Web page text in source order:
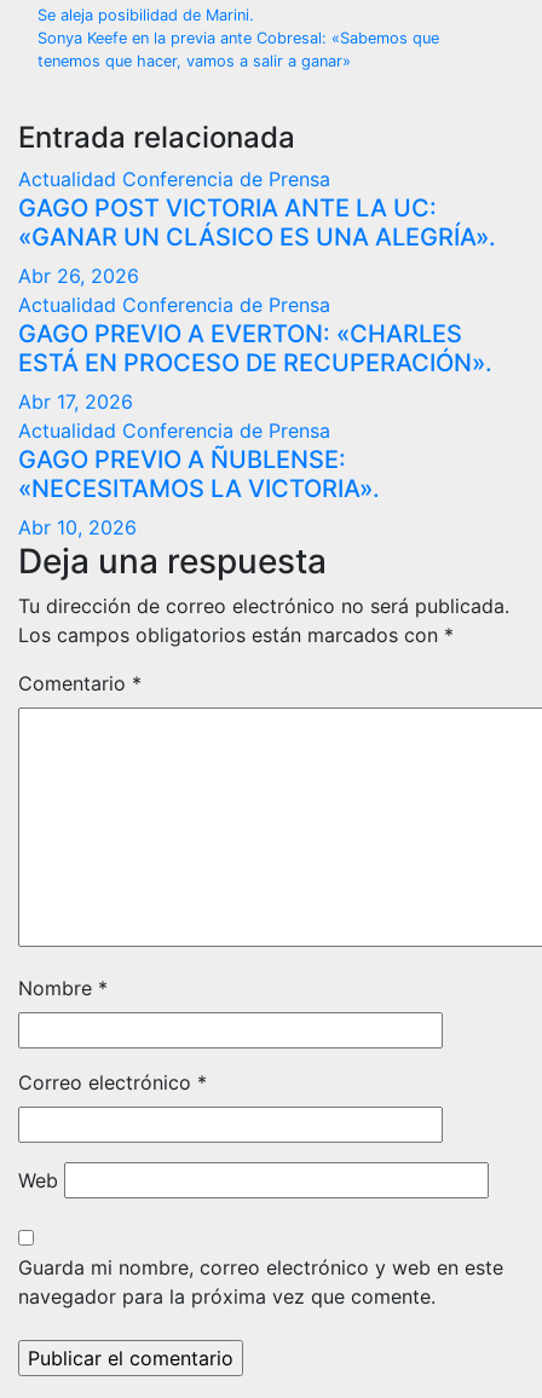
Navegación
de
entradas
Se aleja posibilidad de Marini.
Sonya Keefe en la previa ante Cobresal: «Sabemos que
tenemos que hacer, vamos a salir a ganar»
Entrada relacionada
Actualidad Conferencia de Prensa
GAGO POST VICTORIA ANTE LA UC:
«GANAR UN CLÁSICO ES UNA ALEGRÍA».
Abr 26, 2026
Actualidad Conferencia de Prensa
GAGO PREVIO A EVERTON: «CHARLES
ESTÁ EN PROCESO DE RECUPERACIÓN».
Abr 17, 2026
Actualidad Conferencia de Prensa
GAGO PREVIO A ÑUBLENSE:
«NECESITAMOS LA VICTORIA».
Abr 10, 2026
Deja una respuesta
Tu dirección de correo electrónico no será publicada.
Los campos obligatorios están marcados con *
Comentario *
Nombre *
Correo electrónico *
Web
Guarda mi nombre, correo electrónico y web en este
navegador para la próxima vez que comente.